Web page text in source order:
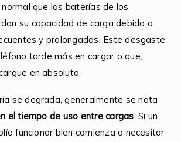
que las baterías de los
su capacidad de carga debido a
y prolongados. Este desgaste
tarde más en cargar o que,
en absoluto.
se degrada, generalmente se nota
el tiempo de uso entre cargas. Si un
funcionar bien comienza a necesitar